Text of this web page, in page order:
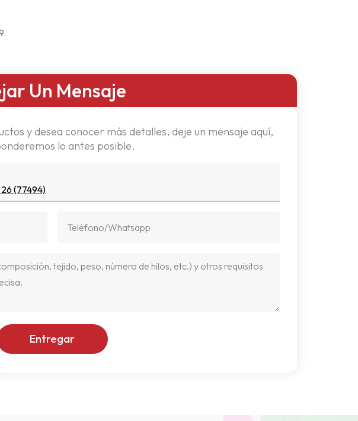
Un Mensaje
y desea conocer más detalles, deje un mensaje aquí,
lo antes posible.
(77494)
Entregar